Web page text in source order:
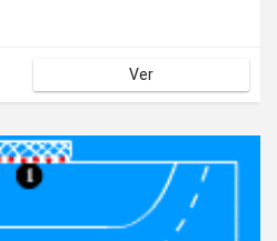
Ver